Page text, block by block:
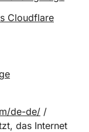
Cloudflare
de-de/ /
das Internet